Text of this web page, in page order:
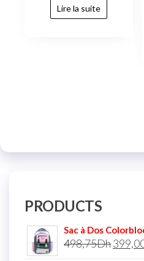
Lire la suite
PRODUCTS
Sac à Dos
498,75Dh